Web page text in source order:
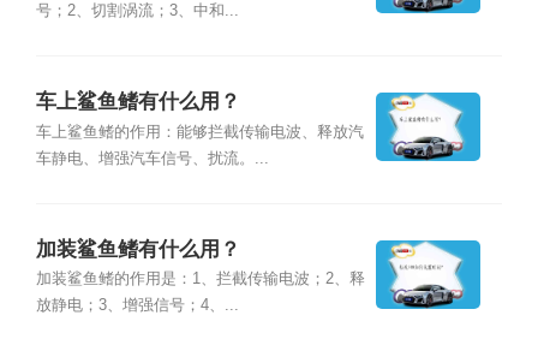
号；2、切割涡流；3、中和...
车上鲨鱼鳍有什么用？
车上鲨鱼鳍的作用：能够拦截传输电波、释放汽
车静电、增强汽车信号、扰流。...
加装鲨鱼鳍有什么用？
加装鲨鱼鳍的作用是：1、拦截传输电波；2、释
放静电；3、增强信号；4、...